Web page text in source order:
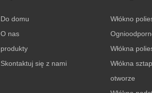
Do domu
O nas
produkty
Skontaktuj się z nami
Włókno
Włókna
Włókna
otworze